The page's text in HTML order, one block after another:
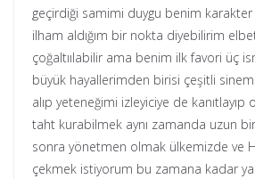
geçirdiği samimi duygu benim karakter
ilham aldığım bir nokta diyebilirim
çoğaltıılabilir ama benim ilk favori üç
büyük hayallerimden birisi çeşitli
alıp yeteneğimi izleyiciye de kanıtlayıp
taht kurabilmek aynı zamanda uzun
sonra yönetmen olmak ülkemizde ve
çekmek istiyorum bu zamana kadar